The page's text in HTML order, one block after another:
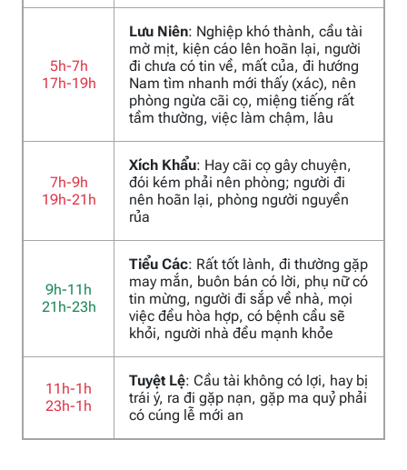
5h-7h
17h-19h
Lưu Niên: Nghiệp khó thành, cầu tài
mờ mịt, kiện cáo lên hoãn lại, người
đi chưa có tin về, mất của, đi hướng
Nam tìm nhanh mới thấy (xác), nên
phòng ngừa cãi cọ, miệng tiếng rất
tầm thường, việc làm chậm, lâu
7h-9h
19h-21h
Xích Khẩu: Hay cãi cọ gây chuyện,
đói kém phải nên phòng; người đi
nên hoãn lại, phòng người nguyền
rủa
9h-11h
21h-23h
Tiểu Các: Rất tốt lành, đi thường gặp
may mắn, buôn bán có lời, phụ nữ có
tin mừng, người đi sắp về nhà, mọi
việc đều hòa hợp, có bệnh cầu sẽ
khỏi, người nhà đều mạnh khỏe
11h-1h
23h-1h
Tuyệt Lệ: Cầu tài không có lợi, hay bị
trái ý, ra đi gặp nạn, gặp ma quỷ phải
có cúng lễ mới an